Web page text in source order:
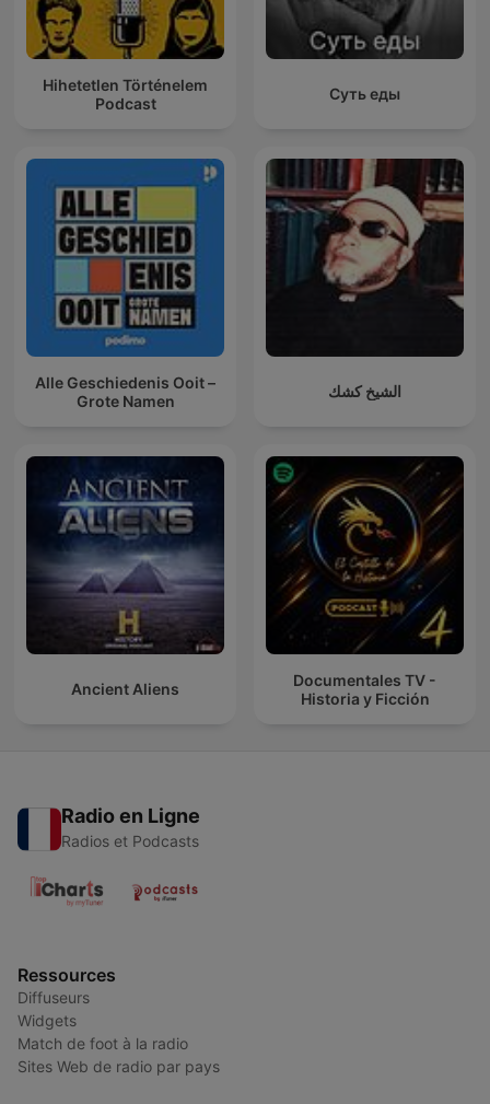
Hihetetlen Történelem
Podcast
Суть еды
Alle Geschiedenis Ooit –
Grote Namen
الشيخ كشك
Ancient Aliens
Documentales TV -
Historia y Ficción
Radio en Ligne
Radios et Podcasts
Ressources
Diffuseurs
Widgets
Match de foot à la radio
Sites Web de radio par pays